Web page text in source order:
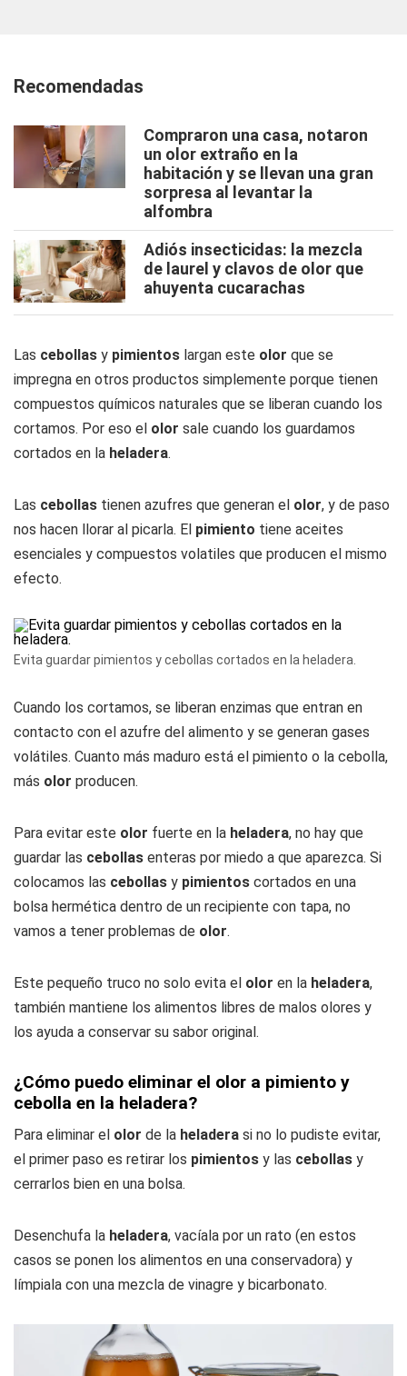
Recomendadas
Compraron una casa, notaron
un olor extraño en la
habitación y se llevan una gran
sorpresa al levantar la
alfombra
Adiós insecticidas: la mezcla
de laurel y clavos de olor que
ahuyenta cucarachas
Las cebollas y pimientos largan este olor que se
impregna en otros productos simplemente porque tienen
compuestos químicos naturales que se liberan cuando los
cortamos. Por eso el olor sale cuando los guardamos
cortados en la heladera.
Las cebollas tienen azufres que generan el olor, y de paso
nos hacen llorar al picarla. El pimiento tiene aceites
esenciales y compuestos volatiles que producen el mismo
efecto.
Evita guardar pimientos y cebollas cortados en la heladera.
Cuando los cortamos, se liberan enzimas que entran en
contacto con el azufre del alimento y se generan gases
volátiles. Cuanto más maduro está el pimiento o la cebolla,
más olor producen.
Para evitar este olor fuerte en la heladera, no hay que
guardar las cebollas enteras por miedo a que aparezca. Si
colocamos las cebollas y pimientos cortados en una
bolsa hermética dentro de un recipiente con tapa, no
vamos a tener problemas de olor.
Este pequeño truco no solo evita el olor en la heladera,
también mantiene los alimentos libres de malos olores y
los ayuda a conservar su sabor original.
¿Cómo puedo eliminar el olor a pimiento y
cebolla en la heladera?
Para eliminar el olor de la heladera si no lo pudiste evitar,
el primer paso es retirar los pimientos y las cebollas y
cerrarlos bien en una bolsa.
Desenchufa la heladera, vacíala por un rato (en estos
casos se ponen los alimentos en una conservadora) y
límpiala con una mezcla de vinagre y bicarbonato.